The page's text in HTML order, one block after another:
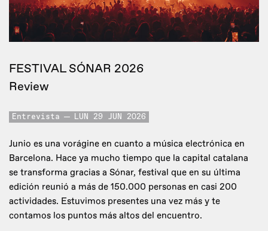
FESTIVAL SÓNAR 2026
Review
Entrevista LUN 29 JUN 2026
Junio es una vorágine en cuanto a música electrónica en
Barcelona. Hace ya mucho tiempo que la capital catalana
se transforma gracias a Sónar, festival que en su última
edición reunió a más de 150.000 personas en casi 200
actividades. Estuvimos presentes una vez más y te
contamos los puntos más altos del encuentro.